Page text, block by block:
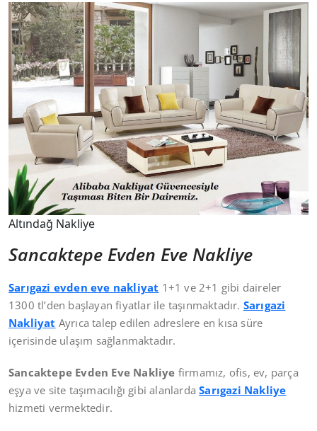
Altındağ Nakliye
Sancaktepe Evden Eve Nakliye
Sarıgazi evden eve nakliyat 1+1 ve 2+1 gibi daireler
1300 tl’den başlayan fiyatlar ile taşınmaktadır. Sarıgazi
Nakliyat Ayrıca talep edilen adreslere en kısa süre
içerisinde ulaşım sağlanmaktadır.
Sancaktepe Evden Eve Nakliye firmamız, ofis, ev, parça
eşya ve site taşımacılığı gibi alanlardaSarıgazi Nakliye
hizmeti vermektedir.